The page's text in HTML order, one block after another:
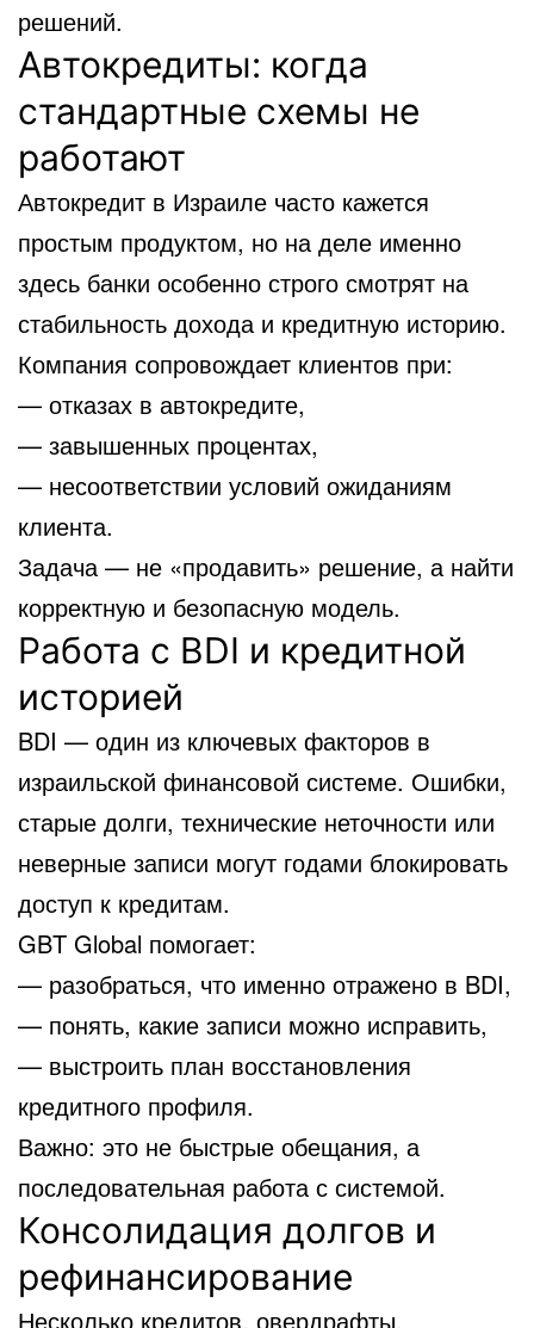
решений.
Автокредиты: когда
стандартные схемы не
работают
Автокредит в Израиле часто кажется
простым продуктом, но на деле именно
здесь банки особенно строго смотрят на
стабильность дохода и кредитную историю.
Компания сопровождает клиентов при:
— отказах в автокредите,
— завышенных процентах,
— несоответствии условий ожиданиям
клиента.
Задача — не «продавить» решение, а найти
корректную и безопасную модель.
Работа с BDI и кредитной
историей
BDI — один из ключевых факторов в
израильской финансовой системе. Ошибки,
старые долги, технические неточности или
неверные записи могут годами блокировать
доступ к кредитам.
GBT Global помогает:
— разобраться, что именно отражено в BDI,
— понять, какие записи можно исправить,
— выстроить план восстановления
кредитного профиля.
Важно: это не быстрые обещания, а
последовательная работа с системой.
Консолидация долгов и
рефинансирование
Несколько кредитов, овердрафты,